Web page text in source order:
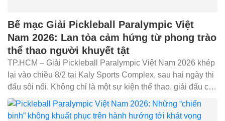
Bế mạc Giải Pickleball Paralympic Việt
Nam 2026: Lan tỏa cảm hứng từ phong trào
thể thao người khuyết tật
TP.HCM – Giải Pickleball Paralympic Việt Nam 2026 khép
lại vào chiều 8/2 tại Kaly Sports Complex, sau hai ngày thi
đấu sôi nổi. Không chỉ là một sự kiện thể thao, giải đấu còn
cho thấy vai trò ngày...